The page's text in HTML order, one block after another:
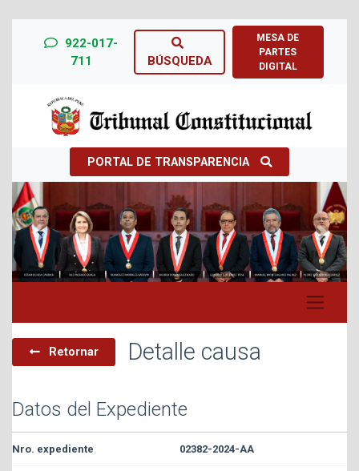
922-017-
711
BÚSQUEDA
MESA DE
PARTES
DIGITAL
PORTAL DE TRANSPARENCIA
Previous Next
Retornar Detalle causa
Datos del Expediente
02382-2024-AA